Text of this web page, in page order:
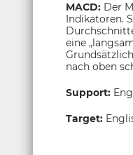
MACD: Der
Indikatoren.
eine
nach oben
Support:
Target: